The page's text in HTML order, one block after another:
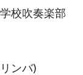
校吹奏楽部
ンバ)